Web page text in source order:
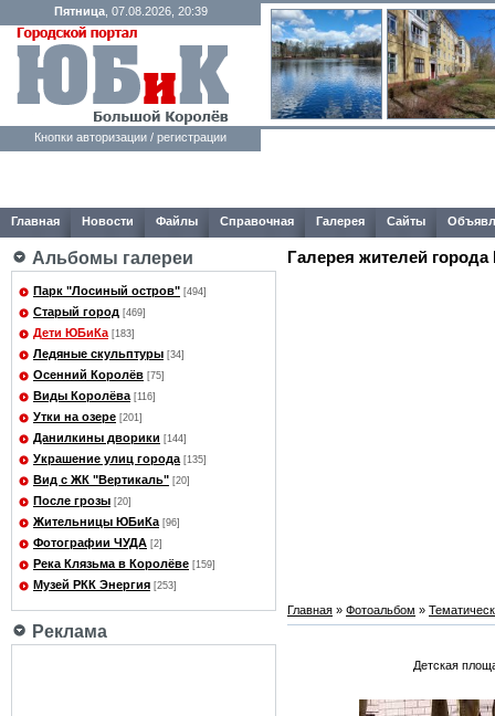
Пятница, 07.08.2026, 20:39
Кнопки авторизации / регистрации
Главная Новости Файлы Справочная Галерея Сайты
Альбомы галереи
Парк "Лосиный остров" [494]
Старый город [469]
Дети ЮБиКа [183]
Ледяные скульптуры [34]
Осенний Королёв [75]
Виды Королёва [116]
Утки на озере [201]
Данилкины дворики [144]
Украшение улиц города [135]
Вид с ЖК "Вертикаль" [20]
После грозы [20]
Жительницы ЮБиКа [96]
Фотографии ЧУДА [2]
Река Клязьма в Королёве [159]
Музей РКК Энергия [253]
Реклама
Галерея жителей города
Главная » Фотоальбом »
Детская